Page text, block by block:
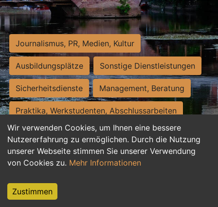
Wir verwenden Cookies, um Ihnen eine bessere
Nutzererfahrung zu ermöglichen. Durch die Nutzung
unserer Webseite stimmen Sie unserer Verwendung
von Cookies zu. Mehr Informationen
Zustimmen
Journalismus, PR, Medien, Kultur
Ausbildungsplätze Sonstige Dienstleistungen
Sicherheitsdienste Management, Beratung
Praktika, Werkstudenten, Abschlussarbeiten
Personalwesen Assistenz, Sekretariat
Hilfskräfte, Aushilfs- und Nebenjobs
Weiterbildung, Studium, duale Ausbildung